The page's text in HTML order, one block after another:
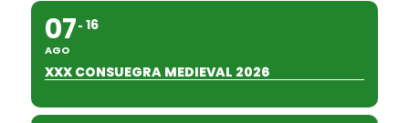
07
AGO
16
XXX CONSUEGRA MEDIEVAL 2026